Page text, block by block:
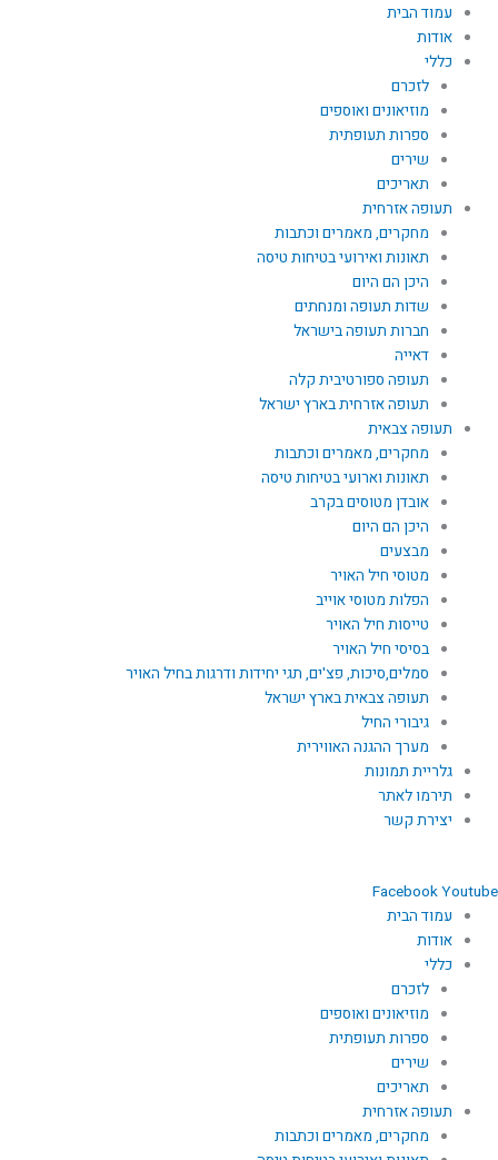
עמוד הבית
אודות
כללי
לזכרם
מוזיאונים ואוספים
ספרות תעופתית
שירים
תאריכים
תעופה אזרחית
מחקרים, מאמרים וכתבות
תאונות ואירועי בטיחות טיסה
היכן הם היום
שדות תעופה ומנחתים
חברות תעופה בישראל
דאייה
תעופה ספורטיבית קלה
תעופה אזרחית בארץ ישראל
תעופה צבאית
מחקרים, מאמרים וכתבות
תאונות וארועי בטיחות טיסה
אובדן מטוסים בקרב
היכן הם היום
מבצעים
מטוסי חיל האויר
הפלות מטוסי אוייב
טייסות חיל האויר
בסיסי חיל האויר
סמלים,סיכות, פצ'ים, תגי יחידות ודרגות בחיל האויר
תעופה צבאית בארץ ישראל
גיבורי החיל
מערך ההגנה האווירית
גלריית תמונות
תירמו לאתר
יצירת קשר
FacebookYoutube
עמוד הבית
אודות
כללי
לזכרם
מוזיאונים ואוספים
ספרות תעופתית
שירים
תאריכים
תעופה אזרחית
מחקרים, מאמרים וכתבות